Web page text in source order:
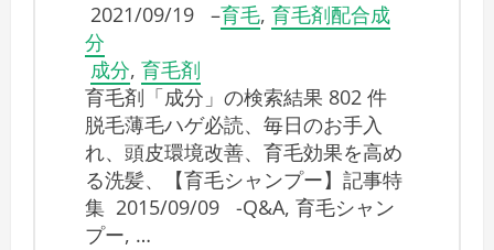
2021/09/19 –育毛, 育毛剤配合成
分
成分, 育毛剤
育毛剤「成分」の検索結果 802 件
脱毛薄毛ハゲ必読、毎日のお手入
れ、頭皮環境改善、育毛効果を高め
る洗髪、【育毛シャンプー】記事特
集 2015/09/09 -Q&A, 育毛シャン
プー, …